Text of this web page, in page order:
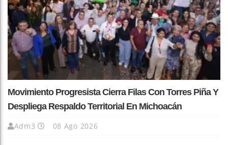
Movimiento Progresista Cierra Filas Con Torres Piña Y
Despliega Respaldo Territorial En Michoacán
Adm3 08 Ago 2026